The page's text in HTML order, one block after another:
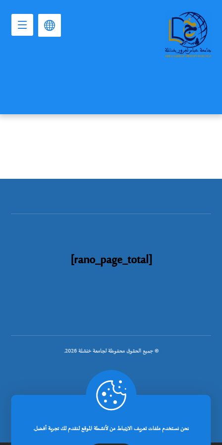
[rano_page_total]
© جميع الحقوق محفوظة لجامعة خنشلة 2026.
.
نحن نستخدم ملفات تعريف الارتباط من لأنشطة الموقع لنقدم لك تجربة أفضل.